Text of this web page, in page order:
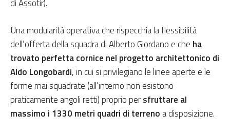
di Assotir).
Una modularità operativa che rispecchia la flessibilità
dell’offerta della squadra di Alberto Giordano e che ha
trovato perfetta cornice nel progetto architettonico di
Aldo Longobardi, in cui si privilegiano le linee aperte e le
forme mai squadrate (all’interno non esistono
praticamente angoli retti) proprio persfruttare al
massimo i 1330 metri quadri di terreno a disposizione.